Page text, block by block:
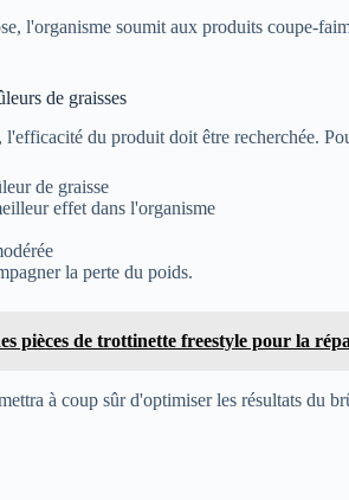
l'organisme soumit aux produits coupe-
de graisses
du produit doit être recherchée.
de graisse
effet dans l'organisme
la perte du poids.
pièces de trottinette freestyle pour la
à coup sûr d'optimiser les résultats du